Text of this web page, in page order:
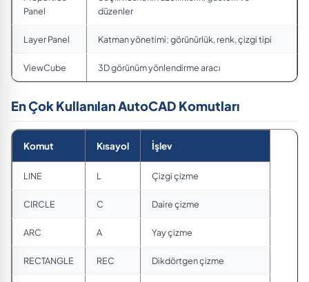
Panel
düzenler
Layer Panel Katman yönetimi; görünürlük, renk, çizgi tipi
ViewCube 3D görünüm yönlendirme aracı
En Çok Kullanılan AutoCAD Komutları
Komut Kısayol İşlev
LINE L Çizgi çizme
CIRCLE C Daire çizme
ARC A Yay çizme
RECTANGLE REC Dikdörtgen çizme